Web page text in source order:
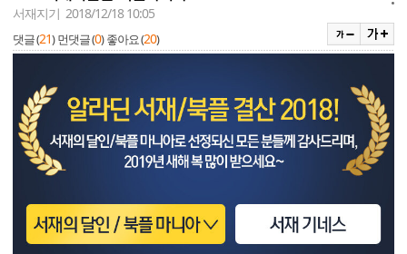
서재지기 2018/12/18 10:05
댓글 (21) 먼댓글 (0) 좋아요 (20)